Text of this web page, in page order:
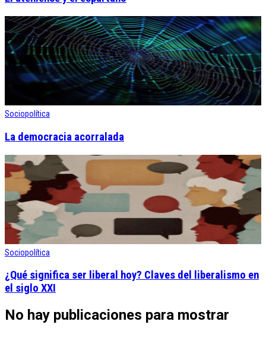
Sociopolítica
La democracia acorralada
Sociopolítica
¿Qué significa ser liberal hoy? Claves del liberalismo en
el siglo XXI
No hay publicaciones para mostrar